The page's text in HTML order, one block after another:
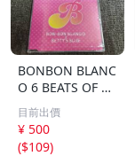
BONBON BLANC
O 6 BEATS OF B
ONBON BLANC
O 非売品 /CD/1A
206
目前出價
¥ 500
($109)